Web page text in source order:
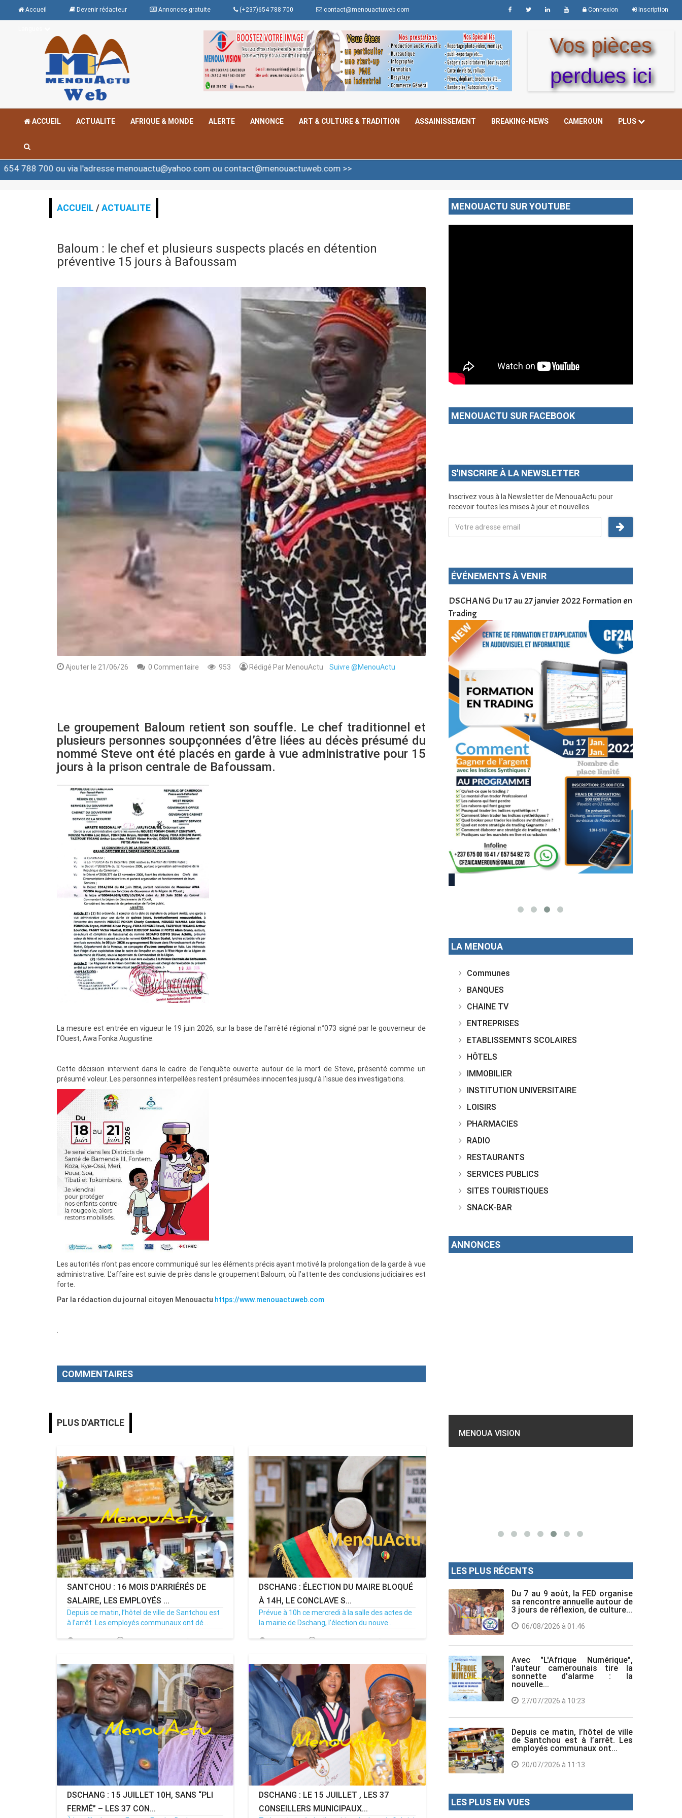
Accueil Devenir rédacteur Annonces gratuite (+237)654 788 700 contact@menouactuweb.com Connexion Inscription
Vos pièces
perdues ici
ACCUEIL ACTUALITE AFRIQUE & MONDE ALERTE ANNONCE ART & CULTURE & TRADITION ASSAINISSEMENT BREAKING-NEWS CAMEROUN PLUS
via l'adresse menouactu@yahoo.com ou contact@menouactuweb.com >>
ACCUEIL /ACTUALITE
Baloum : le chef et plusieurs suspects placés en détention
préventive 15 jours à Bafoussam
Ajouter le 21/06/26 0 Commentaire 953 Rédigé Par MenouActuSuivre @MenouActu
Le groupement Baloum retient son souffle. Le chef traditionnel et
plusieurs personnes soupçonnées d’être liées au décès présumé du
nommé Steve ont été placés en garde à vue administrative pour 15
jours à la prison centrale de Bafoussam.
La mesure est entrée en vigueur le 19 juin 2026, sur la base de l’arrêté régional n°073 signé par le gouverneur de
l’Ouest, Awa Fonka Augustine.
Cette décision intervient dans le cadre de l’enquête ouverte autour de la mort de Steve, présenté comme un
présumé voleur. Les personnes interpellées restent présumées innocentes jusqu’à l’issue des investigations.
Les autorités n’ont pas encore communiqué sur les éléments précis ayant motivé la prolongation de la garde à vue
administrative. L’affaire est suivie de près dans le groupement Baloum, où l’attente des conclusions judiciaires est
forte.
Par la rédaction du journal citoyen Menouactu https://www.menouactuweb.com
COMMENTAIRES
PLUS D'ARTICLE
SANTCHOU : 16 MOIS D'ARRIÉRÉS DE
SALAIRE, LES EMPLOYÉS ...
Depuis ce matin, l’hôtel de ville de Santchou est
à l’arrêt. Les employés communaux ont dé...
20/07/26 Par MenouActu 0
DSCHANG : ÉLECTION DU MAIRE BLOQUÉ
À 14H, LE CONCLAVE S...
Prévue à 10h ce mercredi à la salle des actes de
la mairie de Dschang, l’élection du nouve...
15/07/26 Par MenouActu 0
DSCHANG : 15 JUILLET 10H, SANS “PLI
FERMÉ” – LES 37 CON...
DSCHANG : LE 15 JUILLET , LES 37
CONSEILLERS MUNICIPAUX...
MENOUACTU SUR YOUTUBE
MENOUACTU SUR FACEBOOK
S'INSCRIRE À LA NEWSLETTER
Inscrivez vous à la Newsletter de MenouaActu pour
recevoir toutes les mises à jour et nouvelles.
ÉVÉNEMENTS À VENIR
Rendez-vous le 10 Octobre avec GESPROS pour
une formation de qualité, un métier
Devenez infographiste professionnel en 10 jours
de formation pratique. Dschang du 17 au 27
janvier 2022
DSCHANG Du 17 au 27 janvier 2022 Formation en
Trading
Cameroun
LA MENOUA
Communes
BANQUES
CHAINE TV
ENTREPRISES
ETABLISSEMNTS SCOLAIRES
HÔTELS
IMMOBILIER
INSTITUTION UNIVERSITAIRE
LOISIRS
PHARMACIES
RADIO
RESTAURANTS
SERVICES PUBLICS
SITES TOURISTIQUES
SNACK-BAR
ANNONCES
MENOUACTU
académique ce 10 Octobre 2022.
LES PLUS RÉCENTS
Du 7 au 9 août, la FED organise
sa rencontre annuelle autour de
3 jours de réflexion, de culture...
06/08/2026 à 01:46
Avec "L'Afrique Numérique",
l'auteur camerounais tire la
sonnette d'alarme : la
nouvelle...
27/07/2026 à 10:23
Depuis ce matin, l’hôtel de ville
de Santchou est à l’arrêt. Les
employés communaux ont...
20/07/2026 à 11:13
LES PLUS EN VUES